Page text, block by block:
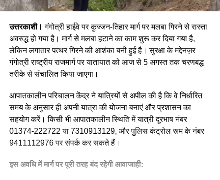
उत्तरकाशी। गंगोत्री हाईवे पर कुज्जन-तिहार मार्ग पर मलबा गिरने से रास्ता
अवरुद्ध हो गया है। मार्ग से मलबा हटाने का काम शुरू कर दिया गया है,
लेकिन लगातार पत्थर गिरने की आशंका बनी हुई है। सुरक्षा के मद्देनज़र
गंगोत्री राष्ट्रीय राजमार्ग पर यातायात को आज से 5 अगस्त तक चरणबद्ध
तरीके से संचालित किया जाएगा।
आपातकालीन परिचालन केंद्र ने यात्रियों से अपील की है कि वे निर्धारित
समय के अनुसार ही अपनी यात्रा की योजना बनाएं और प्रशासन का
सहयोग करें। किसी भी आपातकालीन स्थिति में यात्री दूरभाष नंबर
01374-222722 या 7310913129, और पुलिस कंट्रोल रूम के नंबर
9411112976 पर संपर्क कर सकते हैं।
इस अवधि में मार्ग पर पूरी तरह बंद रहेगी आवाजाही: